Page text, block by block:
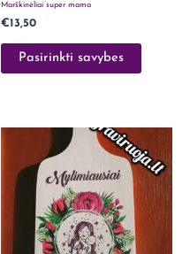
Marškinėliai super mama
€13,50
Pasirinkti savybes